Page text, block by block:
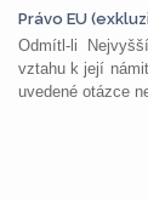
Právo EU
Odmítl-li
vztahu k její
uvedené otázce